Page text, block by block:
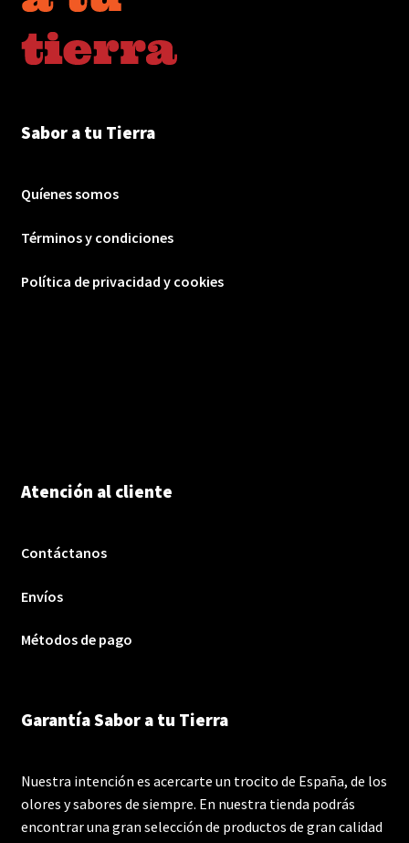
Sabor a tu Tierra
Quíenes somos
Términos y condiciones
Política de privacidad y cookies
Atención al cliente
Contáctanos
Envíos
Métodos de pago
Garantía Sabor a tu Tierra
Nuestra intención es acercarte un trocito de España, de los
olores y sabores de siempre. En nuestra tienda podrás
encontrar una gran selección de productos de gran calidad